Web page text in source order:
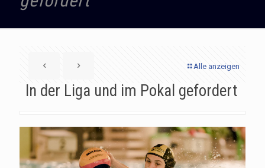
Alle anzeigen
In der Liga und im Pokal gefordert